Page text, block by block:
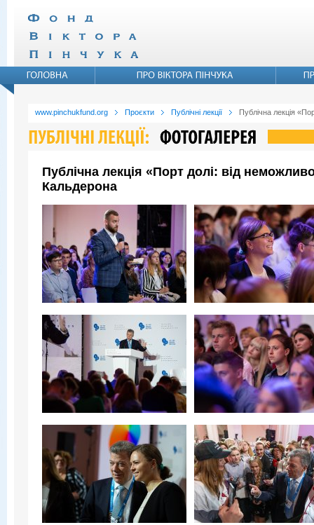
www.pinchukfund.org Проєкти Публічні лекції Публічна лекція
Публічна лекція «Порт долі: від
Кальдерона